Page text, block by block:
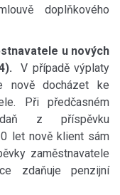
doplňkového
u nových
V případě výplaty
nově docházet ke
Při předčasném
z příspěvku
let nově klient sám
zaměstnavatele
zdaňuje penzijní